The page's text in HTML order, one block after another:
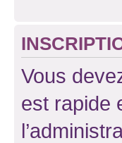
Vous
est rapide